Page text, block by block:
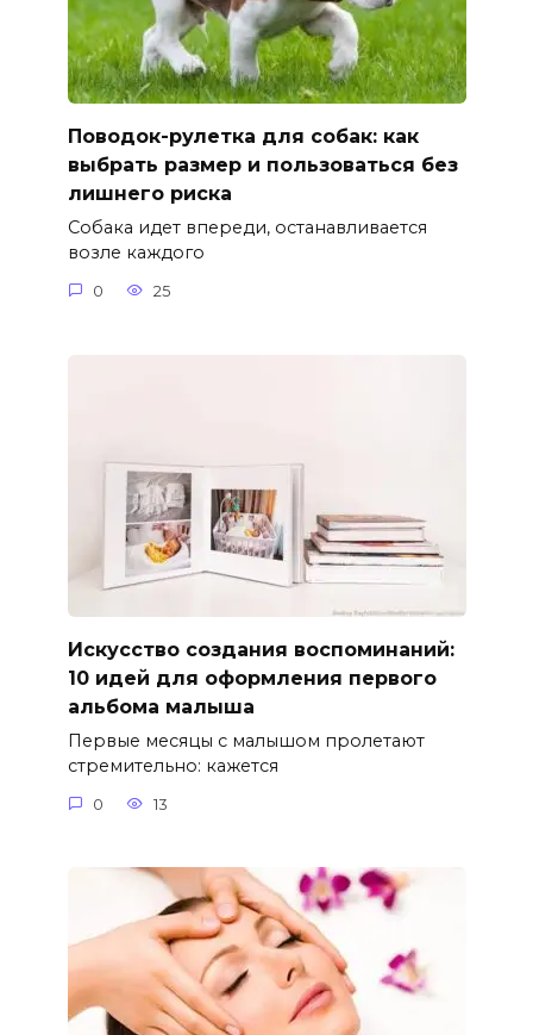
Поводок-рулетка для собак: как
выбрать размер и пользоваться без
лишнего риска
Собака идет впереди, останавливается
возле каждого
0 25
Искусство создания воспоминаний:
10 идей для оформления первого
альбома малыша
Первые месяцы с малышом пролетают
стремительно: кажется
0 13